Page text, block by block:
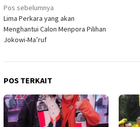
Navigasi
pos
Pos sebelumnya
Lima Perkara yang akan
Menghantui Calon Menpora Pilihan
Jokowi-Ma’ruf
POS TERKAIT